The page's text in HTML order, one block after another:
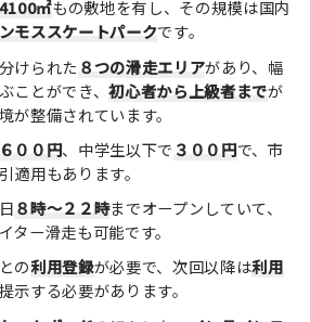
4100㎡もの敷地を有し、その規模は国内
モススケートパークです。
けられた ８つの滑走エリアがあり、幅
ことができ、初心者から上級者までが
が整備されています。
６００円、中学生以下で ３００円で、市
適用もあります。
８時～２２時までオープンしていて、
ター滑走も可能です。
の利用登録が必要で、次回以降は利用
示する必要があります。